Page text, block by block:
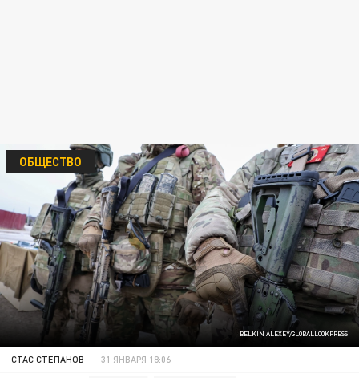
BELKIN ALEXEY/GLOBALLOOKPRESS
ОБЩЕСТВО
СТАС СТЕПАНОВ 31 ЯНВАРЯ 18:06